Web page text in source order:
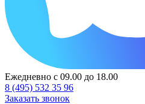
Ежедневно с 09.00 до 18.00
8 (495) 532 35 96
Заказать звонок